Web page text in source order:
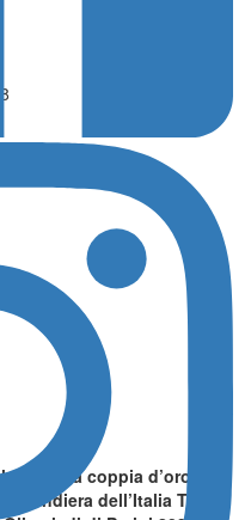
la coppia d’oro
dell’Italia Team